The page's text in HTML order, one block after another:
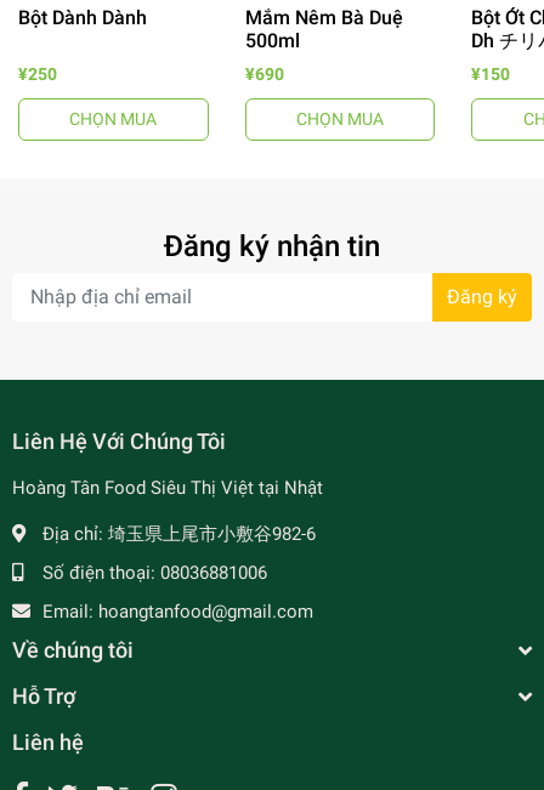
- 7%
Bột Dành Dành
¥250
CHỌN MUA
Mắm Nêm Bà Duệ
500ml
¥690
CHỌN MUA
Bột Ớt
Dh チ
¥150
Đăng ký nhận tin
Đăng ký
Liên Hệ Với Chúng Tôi
Hoàng Tân Food Siêu Thị Việt tại Nhật
Địa chỉ: 埼玉県上尾市小敷谷982-6
Số điện thoại: 08036881006
Email: hoangtanfood@gmail.com
Về chúng tôi
Hỗ Trợ
Liên hệ